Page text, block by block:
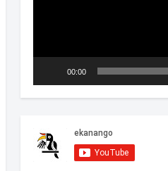
ヤ
ー
00:00